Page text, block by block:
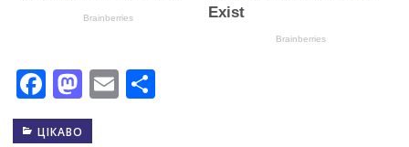
Facebook
Mastodon
EmailПоділитися
ЦІКАВО